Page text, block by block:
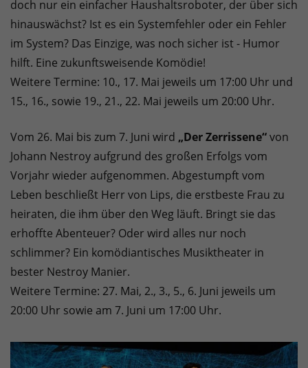
doch nur ein einfacher Haushaltsroboter, der über sich
hinauswächst? Ist es ein Systemfehler oder ein Fehler
im System? Das Einzige, was noch sicher ist - Humor
hilft. Eine zukunftsweisende Komödie!
Weitere Termine: 10., 17. Mai jeweils um 17:00 Uhr und
15., 16., sowie 19., 21., 22. Mai jeweils um 20:00 Uhr.
Vom 26. Mai bis zum 7. Juni wird „Der Zerrissene“von
Johann Nestroy aufgrund des großen Erfolgs vom
Vorjahr wieder aufgenommen. Abgestumpft vom
Leben beschließt Herr von Lips, die erstbeste Frau zu
heiraten, die ihm über den Weg läuft. Bringt sie das
erhoffte Abenteuer? Oder wird alles nur noch
schlimmer? Ein komödiantisches Musiktheater in
bester Nestroy Manier.
Weitere Termine: 27. Mai, 2., 3., 5., 6. Juni jeweils um
20:00 Uhr sowie am 7. Juni um 17:00 Uhr.